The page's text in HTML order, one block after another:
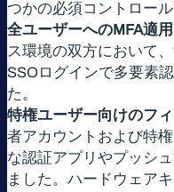
つかの必須コントロー
全ユーザーへのMFA適用
ス環境の双方において
SSOログインで多要素
た。
特権ユーザー向けのフ
者アカウントおよび特
な認証アプリやプッシ
ました。ハードウェア